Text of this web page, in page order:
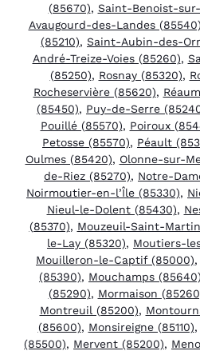
(85670), Saint-Benoist-
Avaugourd-des-Landes (85540)
(85210), Saint-Aubin-des-
André-Treize-Voies (85260),
(85250), Rosnay (85320),
Rocheservière (85620),
(85450), Puy-de-Serre
Pouillé (85570), Poiroux
Petosse (85570), Péault
Oulmes (85420), Olonne-sur-
de-Riez (85270), Notre-
Noirmoutier-en-l’Île (85330),
Nieul-le-Dolent (85430),
(85370), Mouzeuil-Saint-
le-Lay (85320), Moutiers-
Mouilleron-le-Captif (85000),
(85390), Mouchamps (85640)
(85290), Mormaison
Montreuil (85200),
(85600), Monsireigne (85110),
(85500), Mervent (85200),